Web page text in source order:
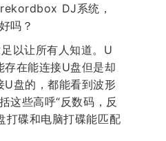
DJ系统，
吗？
以让所有人知道。U
在能连接U盘但是却
U盘的，都能看到波形
这些高呼“反数码，反
打碟和电脑打碟能匹配